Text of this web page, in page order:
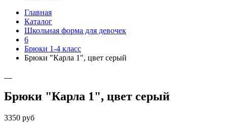
Главная
Каталог
Школьная форма для девочек
6
Брюки 1-4 класс
Брюки "Карла 1", цвет серый
Брюки "Карла 1", цвет серый
3350 руб